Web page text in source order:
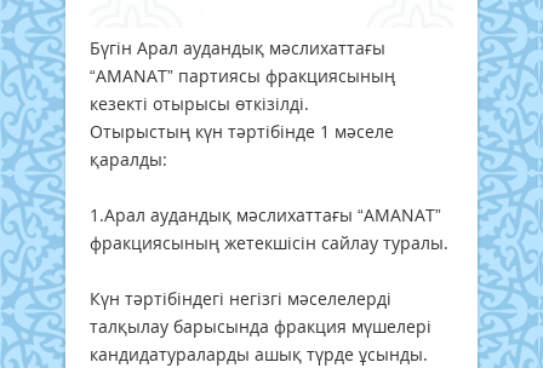
Бүгін Арал аудандық мәслихаттағы
“AMANAT” партиясы фракциясының
кезекті отырысы өткізілді.
Отырыстың күн тәртібінде 1 мәселе
қаралды:
1.Арал аудандық мәслихаттағы “AMANAT”
фракциясының жетекшісін сайлау туралы.
Күн тәртібіндегі негізгі мәселелерді
талқылау барысында фракция мүшелері
кандидатураларды ашық түрде ұсынды.